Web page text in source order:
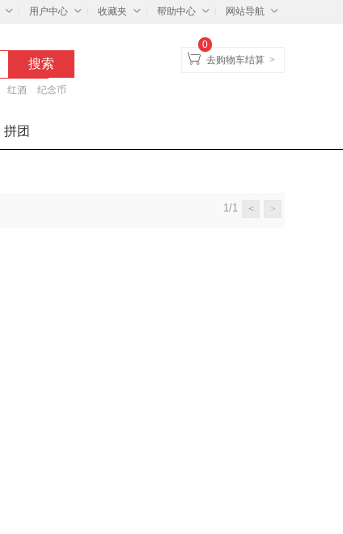
用户中心 收藏夹 帮助中心 网站导航
红酒 纪念币
去购物车结算 >
0
拼团
1/1 < >